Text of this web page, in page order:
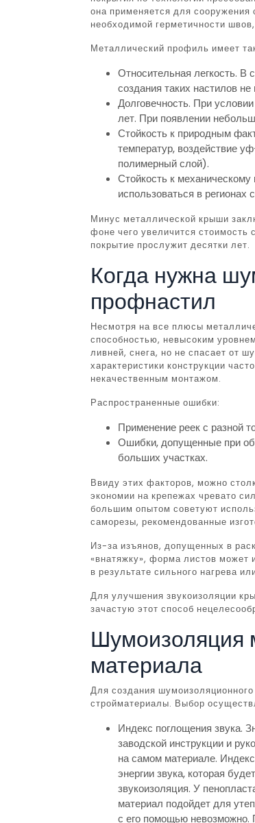
она применяется для
необходимой герметичности
Металлический профиль имеет
Относительная легкость. В
создания таких настилов
Долговечность. При
лет. При появлении
Стойкость к природным
температур, воздействие
полимерный слой).
Стойкость к
использоваться в
Минус металлической крыши
фоне чего увеличится стоимость
покрытие прослужит десятки лет.
Когда нужна
профнастил
Несмотря на все плюсы
способностью, невысоким
ливней, снега, но не спасает от
характеристики конструкции
некачественным монтажом.
Распространенные ошибки:
Применение реек с разной
Ошибки, допущенные при
больших участках.
Ввиду этих факторов, можно
экономии на крепежах чревато
большим опытом советуют
саморезы, рекомендованные
Из-за изъянов, допущенных в
«внатяжку», форма листов может
в результате сильного нагрева
Для улучшения звукоизоляции
зачастую этот способ
Шумоизоляция
материала
Для создания
стройматериалы. Выбор
Индекс поглощения звука.
заводской инструкции и
на самом материале.
энергии звука, которая
звукоизоляция. У
материал подойдет для
с его помощью невозможно.